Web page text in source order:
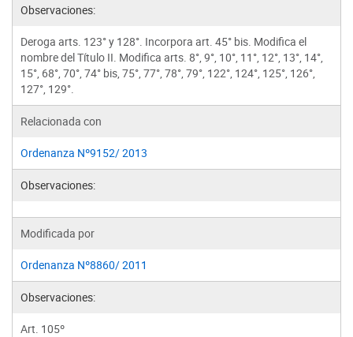
Observaciones:
Deroga arts. 123° y 128°. Incorpora art. 45° bis. Modifica el
nombre del Título II. Modifica arts. 8°, 9°, 10°, 11°, 12°, 13°, 14°,
15°, 68°, 70°, 74° bis, 75°, 77°, 78°, 79°, 122°, 124°, 125°, 126°,
127°, 129°.
Relacionada con
Ordenanza Nº9152/ 2013
Observaciones:
Modificada por
Ordenanza Nº8860/ 2011
Observaciones:
Art. 105º